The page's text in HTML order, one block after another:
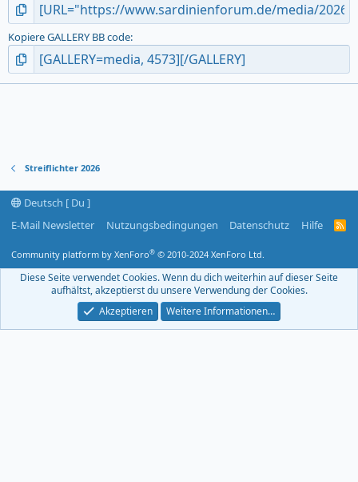
Kopiere GALLERY BB code
Streiflichter 2026
Deutsch [ Du ]
E-Mail Newsletter
Nutzungsbedingungen Datenschutz Hilfe
R
F
Community platform by XenForo® © 2010-2024 XenForo Ltd.
Diese Seite verwendet Cookies. Wenn du dich weiterhin auf dieser Seite
aufhältst, akzeptierst du unsere Verwendung der Cookies.
Akzeptieren
Weitere Informationen…